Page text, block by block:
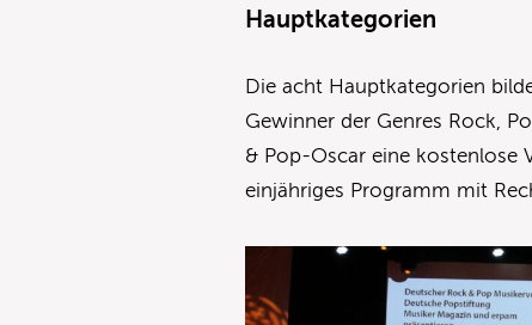
Hauptkategorien
Die acht Hauptkategorien
Gewinner der Genres Rock,
& Pop-Oscar eine kostenlose
einjähriges Programm mit